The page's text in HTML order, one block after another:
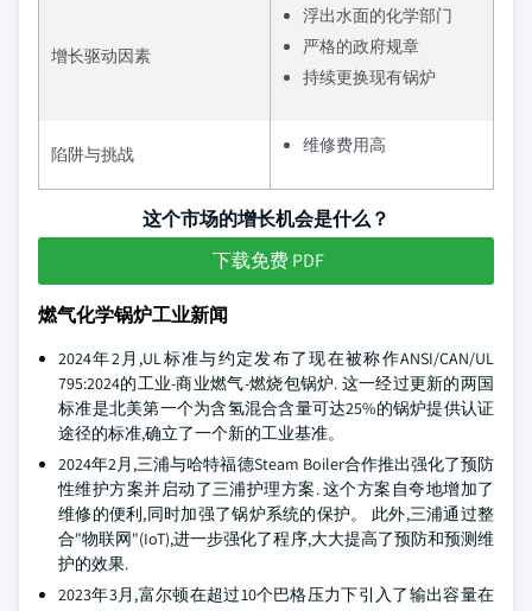
增长驱动因素
浮出水面的化学部门
严格的政府规章
持续更换现有锅炉
陷阱与挑战 维修费用高
这个市场的增长机会是什么？
下载免费 PDF
燃气化学锅炉工业新闻
2024年2月,UL标准与约定发布了现在被称作ANSI/CAN/UL
795:2024的工业-商业燃气-燃烧包锅炉. 这一经过更新的两国
标准是北美第一个为含氢混合含量可达25%的锅炉提供认证
途径的标准,确立了一个新的工业基准。
2024年2月,三浦与哈特福德Steam Boiler合作推出强化了预防
性维护方案并启动了三浦护理方案. 这个方案自夸地增加了
维修的便利,同时加强了锅炉系统的保护。 此外,三浦通过整
合"物联网"(IoT),进一步强化了程序,大大提高了预防和预测维
护的效果.
2023年3月,富尔顿在超过10个巴格压力下引入了输出容量在